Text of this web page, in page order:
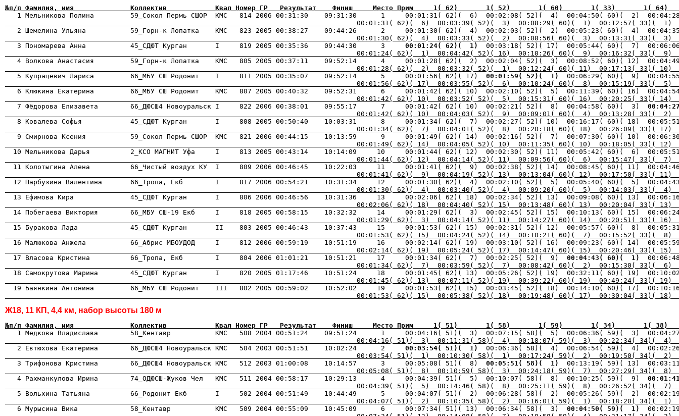
№п/п Фамилия, имя              Коллектив            Квал Номер ГР   Результат    Финиш     Место Прим     1( 62)       1( 52)       1( 60)       1( 33)
1 Мельникова Полина         59_Сокол Пермь СШОР  КМС   814 2006 00:31:30    09:31:30      1     00:01:31( 62)(  6)  00:02:08( 52)(  4)  00:04:50( 60)(  2)
00:01:31( 62)(  6)  00:03:39( 52)(  3)  00:08:29( 60)(  1)  00:12:57( 33)(
2 Шемелина Ульяна           59_Горн-к Лопатка    КМС   823 2005 00:38:27    09:44:26      2     00:01:30( 62)(  4)  00:02:03( 52)(  2)  00:05:23( 60)(  4)
00:01:30( 62)(  4)  00:03:33( 52)(  2)  00:08:56( 60)(  3)  00:13:31( 33)(
3 Пономарева Анна           45_СДЮТ Курган       I     819 2005 00:35:36    09:44:30      3
00:01:24( 62)(  1)
00:01:24( 62)(  1)  00:04:42( 52)( 16)  00:10:26( 60)(  9)  00:16:32( 33)(
00:01:28( 62)(  2)  00:03:32( 52)(  1)  00:12:24( 60)( 11)  00:17:13( 33)(
5 Купрацевич Лариса         66_МБУ СШ Родонит    I     811 2005 00:35:07    09:52:14      5     00:01:56( 62)( 17)
00:01:59( 52)(  1)
00:06:29( 60)(  9)
00:01:56( 62)( 17)  00:03:55( 52)(  6)  00:10:24( 60)(  8)  00:15:19( 33)(
00:01:42( 62)( 10)  00:03:52( 52)(  5)  00:15:31( 60)( 16)  00:20:25( 33)(
7 Фёдорова Елизавета        66_ДЮСШ4 Новоуральск I     822 2006 00:38:01    09:55:17      7     00:01:42( 62)( 10)  00:02:21( 52)(  8)  00:04:58( 60)(  3)
00:01:42( 62)( 10)  00:04:03( 52)(  9)  00:09:01( 60)(  4)  00:13:28( 33)(
00:01:34( 62)(  7)  00:04:01( 52)(  8)  00:20:18( 60)( 18)  00:26:09( 33)(
00:01:49( 62)( 14)  00:04:05( 52)( 10)  00:11:35( 60)( 10)  00:18:05( 33)(
00:01:44( 62)( 12)  00:04:14( 52)( 11)  00:09:56( 60)(  6)  00:15:47( 33)(
00:01:41( 62)(  9)  00:04:19( 52)( 13)  00:13:04( 60)( 12)  00:17:50( 33)(
00:01:30( 62)(  4)  00:03:40( 52)(  4)  00:09:20( 60)(  5)  00:14:03( 33)(
00:02:06( 62)( 18)  00:04:40( 52)( 15)  00:13:48( 60)( 13)  00:20:04( 33)(
00:01:29( 62)(  3)  00:04:14( 52)( 11)  00:14:27( 60)( 14)  00:20:51( 33)(
00:01:53( 62)( 15)  00:04:24( 52)( 14)  00:10:21( 60)(  7)  00:15:52( 33)(
00:02:14( 62)( 19)  00:05:24( 52)( 17)  00:14:47( 60)( 15)  00:20:46( 33)(
17 Власова Кристина          66_Тропа, Екб        I     804 2006 01:01:21    10:51:21     17     00:01:34( 62)(  7)  00:02:25( 52)(  9)
00:04:43( 60)(  1)
00:01:34( 62)(  7)  00:03:59( 52)(  7)  00:08:42( 60)(  2)  00:15:30( 33)(
00:01:45( 62)( 13)  00:07:11( 52)( 19)  00:39:22( 60)( 19)  00:49:24( 33)(
00:01:53( 62)( 15)  00:05:38( 52)( 18)  00:19:48( 60)( 17)  00:30:04( 33)(
Ж18, 11 КП, 4,4 км, набор высоты 180 м
№п/п Фамилия, имя              Коллектив            Квал Номер ГР   Результат    Финиш     Место Прим     1( 51)       1( 58)       1( 59)       1( 34)
1 Медкова Владислава        58_Кентавр           КМС   508 2004 00:51:24    09:51:24      1     00:04:16( 51)(  3)  00:07:15( 58)(  5)  00:06:36( 59)(  3)
00:04:16( 51)(  3)  00:11:31( 58)(  4)  00:18:07( 59)(  3)  00:22:34( 34)(
2 Евтюхова Екатерина        66_ДЮСШ4 Новоуральск КМС   504 2003 00:51:51    10:02:24      2
00:03:54( 51)(  1)
00:06:36( 58)(  4)  00:06:54( 59)(  4)
00:03:54( 51)(  1)  00:10:30( 58)(  1)  00:17:24( 59)(  2)  00:19:50( 34)(
3 Трифонова Кристина        66_ДЮСШ4 Новоуральск КМС   512 2003 01:00:08    10:14:57      3     00:05:08( 51)(  8)
00:05:51( 58)(  1)
00:05:08( 51)(  8)  00:10:59( 58)(  3)  00:24:18( 59)(  7)  00:27:29( 34)(
4 Рахманкулова Ирина        74_ОДЮСШ-Жуков Чел   КМС   511 2004 00:58:17    10:29:13      4     00:04:39( 51)(  5)  00:10:07( 58)(  8)  00:10:25( 59)(  9)
00:04:39( 51)(  5)  00:14:46( 58)(  8)  00:25:11( 59)(  8)  00:26:52( 34)(
00:04:07( 51)(  2)  00:10:35( 58)(  2)  00:16:01( 59)(  1)  00:18:20( 34)(
6 Мурысина Вика             58_Кентавр           КМС   509 2004 00:55:09    10:45:09      6     00:07:34( 51)( 13)  00:06:34( 58)(  3)
00:04:50( 59)(  1)